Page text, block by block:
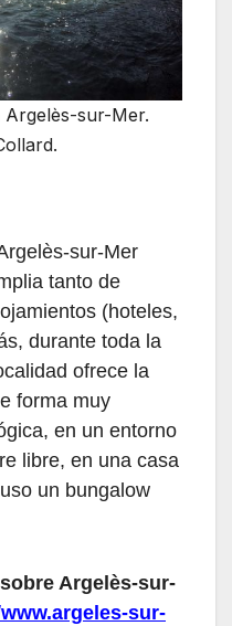
sur-Mer.
sur-Mer
tanto de
(hoteles,
durante toda la
ofrece la
forma muy
en un entorno
libre, en una casa
un bungalow
Argelès-sur-
sur-